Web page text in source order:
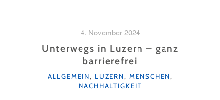
LICHTFESTIVAL
4. November 2024
Unterwegs in Luzern – ganz
barrierefrei
KATEGORIEN
ALLGEMEIN, LUZERN, MENSCHEN,
NACHHALTIGKEIT